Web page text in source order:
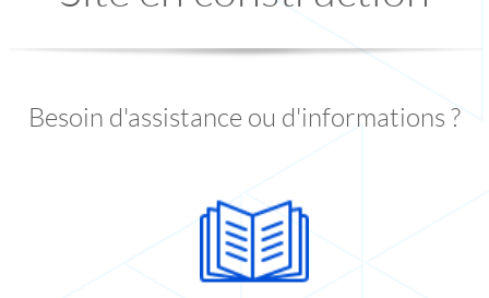
Besoin d'assistance ou d'informations ?